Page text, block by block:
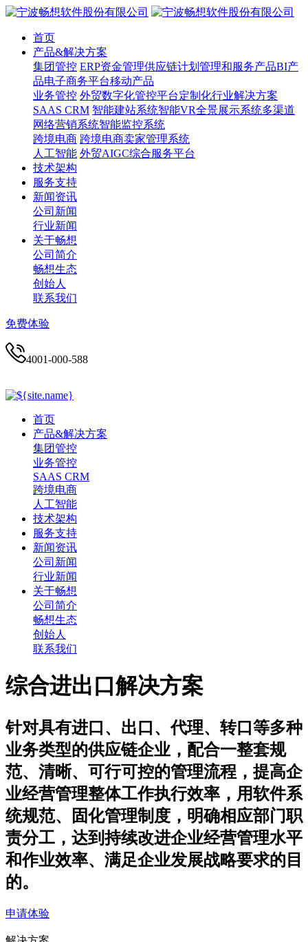
首页
产品&解决方案
集团管控 ERP资金管理供应链计划管理和服务产品BI产
品电子商务平台移动产品
业务管控 外贸数字化管控平台定制化行业解决方案
SAAS CRM 智能建站系统智能VR全景展示系统多渠道
网络营销系统智能监控系统
跨境电商 跨境电商卖家管理系统
人工智能 外贸AIGC综合服务平台
技术架构
服务支持
新闻资讯
公司新闻
行业新闻
关于畅想
公司简介
畅想生态
创始人
联系我们
免费体验
4001-000-588
首页
产品&解决方案
集团管控
业务管控
SAAS CRM
跨境电商
人工智能
技术架构
服务支持
新闻资讯
公司新闻
行业新闻
关于畅想
公司简介
畅想生态
创始人
联系我们
综合进出口解决方案
针对具有进口、出口、代理、转口等多种
业务类型的供应链企业，配合一整套规
范、清晰、可行可控的管理流程，提高企
业经营管理整体工作执行效率，用软件系
统规范、固化管理制度，明确相应部门职
责分工，达到持续改进企业经营管理水平
和作业效率、满足企业发展战略要求的目
的。
申请体验